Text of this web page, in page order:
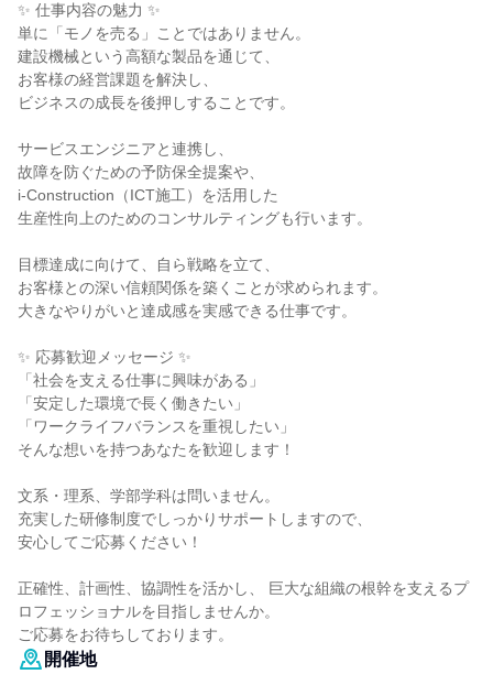
✨ 仕事内容の魅力 ✨
単に「モノを売る」ことではありません。
建設機械という高額な製品を通じて、
お客様の経営課題を解決し、
ビジネスの成長を後押しすることです。
サービスエンジニアと連携し、
故障を防ぐための予防保全提案や、
i-Construction（ICT施工）を活用した
生産性向上のためのコンサルティングも行います。
目標達成に向けて、自ら戦略を立て、
お客様との深い信頼関係を築くことが求められます。
大きなやりがいと達成感を実感できる仕事です。
✨ 応募歓迎メッセージ ✨
「社会を支える仕事に興味がある」
「安定した環境で長く働きたい」
「ワークライフバランスを重視したい」
そんな想いを持つあなたを歓迎します！
文系・理系、学部学科は問いません。
充実した研修制度でしっかりサポートしますので、
安心してご応募ください！
正確性、計画性、協調性を活かし、 巨大な組織の根幹を支えるプ
ロフェッショナルを目指しませんか。
ご応募をお待ちしております。
開催地